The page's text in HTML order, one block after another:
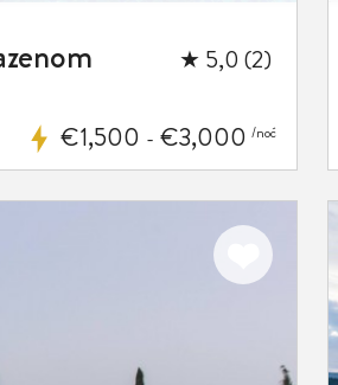
★ 5,0 (2)
€1,500 - €3,000 /noć